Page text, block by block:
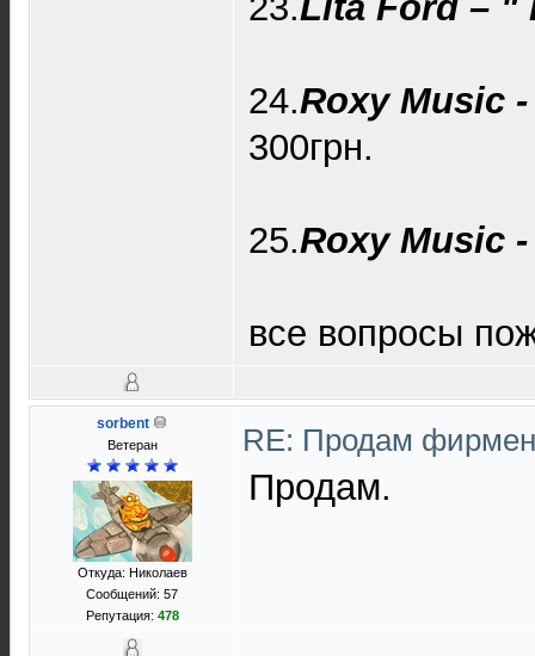
24.Roxy Music
300грн.
25.Roxy Music
все вопросы
sorbent
Ветеран
Откуда: Николаев
Сообщений: 57
Репутация: 478
RE: Продам
Продам.